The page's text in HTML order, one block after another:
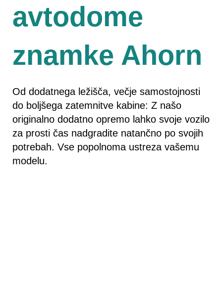
avtodome
znamke Ahorn
Od dodatnega ležišča, večje samostojnosti
do boljšega zatemnitve kabine: Z našo
originalno dodatno opremo lahko svoje vozilo
za prosti čas nadgradite natančno po svojih
potrebah. Vse popolnoma ustreza vašemu
modelu.